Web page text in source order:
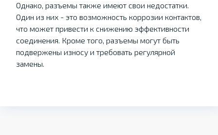
Однако, разъемы также имеют свои недостатки.
Один из них - это возможность коррозии контактов,
что может привести к снижению эффективности
соединения. Кроме того, разъемы могут быть
подвержены износу и требовать регулярной
замены.